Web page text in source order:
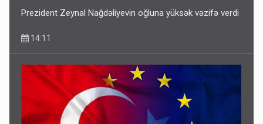
Prezident Zeynal Nağdəliyevin oğluna yüksək vəzifə verdi
14:11